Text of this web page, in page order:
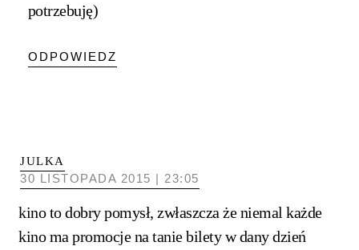
potrzebuję)
ODPOWIEDZ
JULKA
30 LISTOPADA 2015 | 23:05
kino to dobry pomysł, zwłaszcza że niemal każde
kino ma promocje na tanie bilety w dany dzień